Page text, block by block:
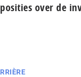
over de